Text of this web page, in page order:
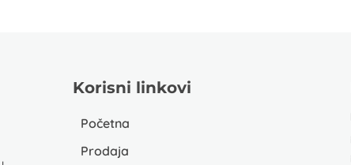
Korisni linkovi
Početna
Prodaja